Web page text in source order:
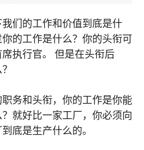
们的工作和价值到底是什
的工作是什么？你的头衔可
执行官。 但是在头衔后
务和头衔，你的工作是你能
就好比一家工厂，你必须向
底是生产什么的。